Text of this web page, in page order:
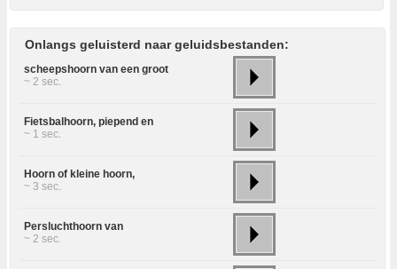
Onlangs geluisterd naar geluidsbestanden:
scheepshoorn van een groot
~ 2 sec.
Fietsbalhoorn, piepend en
~ 1 sec.
Hoorn of kleine hoorn,
~ 3 sec.
Persluchthoorn van
~ 2 sec.